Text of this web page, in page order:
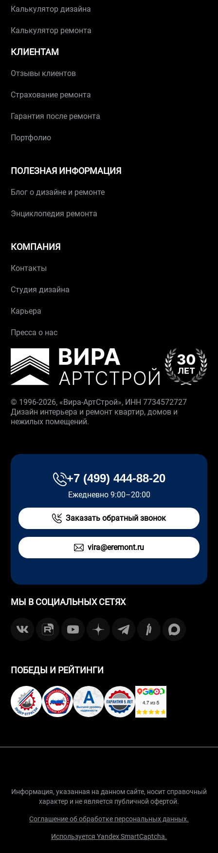
Калькулятор дизайна
Калькулятор ремонта
КЛИЕНТАМ
Отзывы клиентов
Страхование ремонта
Гарантия после ремонта
Портфолио
ПОЛЕЗНАЯ ИНФОРМАЦИЯ
Блог о дизайне и ремонте
Энциклопедия ремонта
КОМПАНИЯ
Контакты
Студия дизайна
Карьера
Пресса о нас
© 1996-2026, «Вира-АртСтрой», ИНН 7734572727
Дизайн интерьера и ремонт квартир, домов и
нежилых помещений.
+7 (499) 444-88-20
Ежедневно 9:00–20:00
Заказать обратный звонок
vira@eremont.ru
МЫ В СОЦИАЛЬНЫХ СЕТЯХ
ПОБЕДЫ И РЕЙТИНГИ
Информация, указанная на данном сайте, носит справочный
характер и не является публичной офертой.
Соглашение об обработке персональных данных.
Используется Yandex SmartCaptcha.